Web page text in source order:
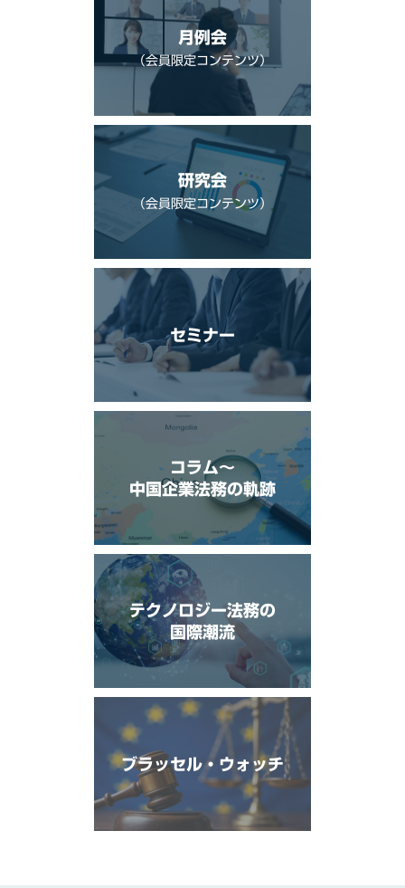
月例会
（会員限定コンテンツ）
研究会
（会員限定コンテンツ）
セミナー
コラム〜
中国企業法務の軌跡
テクノロジー法務の
国際潮流
ブラッセル・ウォッチ